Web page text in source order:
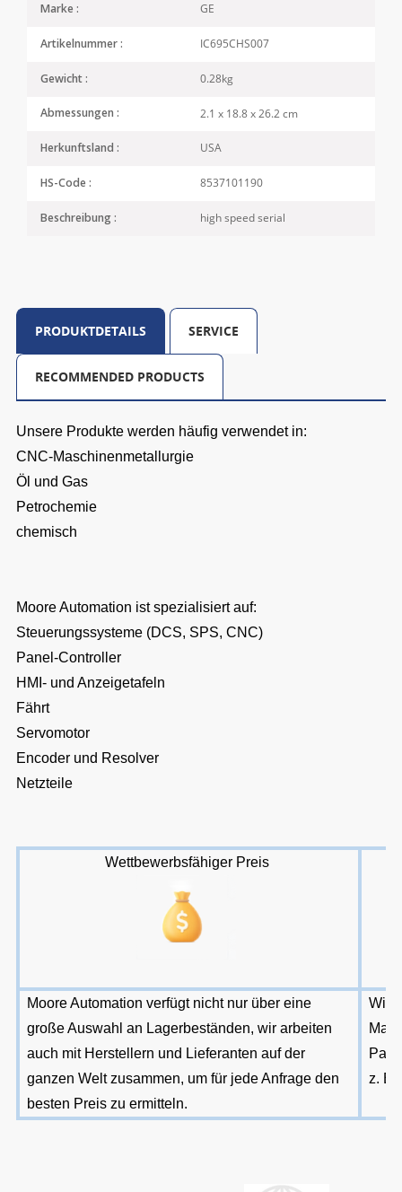
Marke : GE
Artikelnummer : IC695CHS007
Gewicht : 0.28kg
Abmessungen : 2.1 x 18.8 x 26.2 cm
Herkunftsland : USA
HS-Code : 8537101190
Beschreibung : high speed serial
PRODUKTDETAILS SERVICE
RECOMMENDED PRODUCTS
Unsere Produkte werden häufig verwendet in:
CNC-Maschinenmetallurgie
Öl und Gas
Petrochemie
chemisch
Moore Automation ist spezialisiert auf:
Steuerungssysteme (DCS, SPS, CNC)
Panel-Controller
HMI- und Anzeigetafeln
Fährt
Servomotor
Encoder und Resolver
Netzteile
Wettbewerbsfähiger Preis
Moore Automation verfügt nicht nur über eine
große Auswahl an Lagerbeständen, wir arbeiten
auch mit Herstellern und Lieferanten auf der
ganzen Welt zusammen, um für jede Anfrage den
besten Preis zu ermitteln.
Wir
z. B.